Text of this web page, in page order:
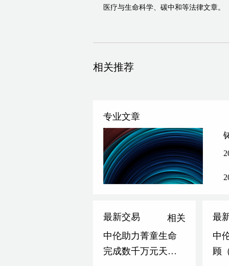
医疗与生命科学、碳中和等法律文章。
相关推荐
专业文章
最新交易
相关
中伦助力菁童生命
完成数千万元天使
最
中
顾